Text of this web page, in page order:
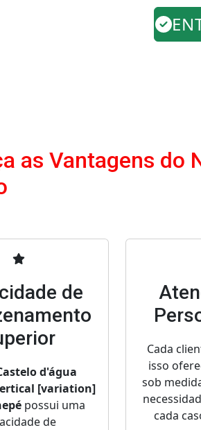
as Vantagens do
de
d'água
[variation]
possui uma
de
Cada
isso
sob
cada